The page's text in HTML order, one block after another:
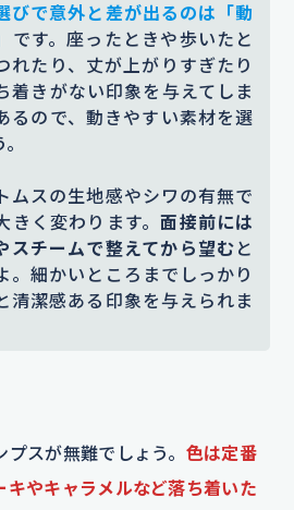
びで意外と差が出るのは「動
です。座ったときや歩いたと
れたり、丈が上がりすぎたり
着きがない印象を与えてしま
るので、動きやすい素材を選
ムスの生地感やシワの有無で
きく変わります。面接前には
スチームで整えてから望む と
。細かいところまでしっかり
清潔感ある印象を与えられま
スが無難でしょう。 色は定番
キやキャラメルなど落ち着いた